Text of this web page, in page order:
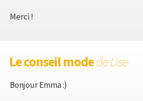
Merci !
Le conseil modede Lise
Bonjour Emma :)